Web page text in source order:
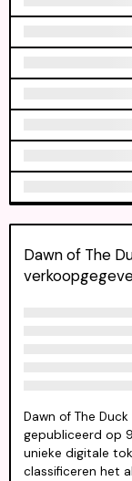
Dawn of The
Dawn of The
gepubliceerd op
unieke digitale
classificeren het